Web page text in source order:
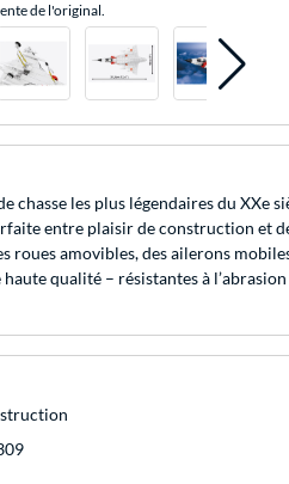
de l'original.
chasse les plus légendaires du
entre plaisir de construction et
roues amovibles, des ailerons
qualité – résistantes à